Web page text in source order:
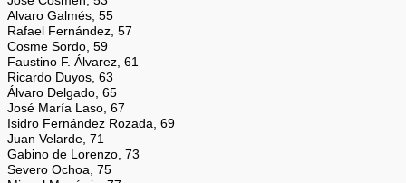
Alvaro Galmés, 55
Rafael Fernández, 57
Cosme Sordo, 59
Faustino F. Álvarez, 61
Ricardo Duyos, 63
Álvaro Delgado, 65
José María Laso, 67
Isidro Fernández Rozada, 69
Juan Velarde, 71
Gabino de Lorenzo, 73
Severo Ochoa, 75